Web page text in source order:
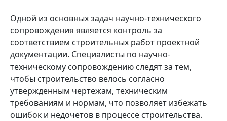
Одной из основных задач научно-технического
сопровождения является контроль за
соответствием строительных работ проектной
документации. Специалисты по научно-
техническому сопровождению следят за тем,
чтобы строительство велось согласно
утвержденным чертежам, техническим
требованиям и нормам, что позволяет избежать
ошибок и недочетов в процессе строительства.